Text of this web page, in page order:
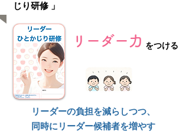
じり研修 」
リーダー力 をつける
リーダーの負担を減らしつつ、
同時にリーダー候補者を増やす